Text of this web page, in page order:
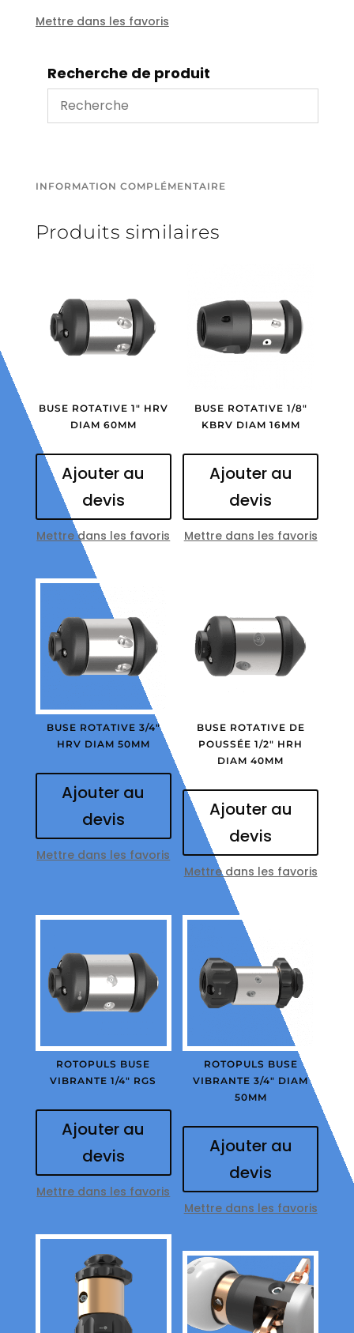
diam
Mettre dans les favoris
Recherche de produit
INFORMATION COMPLÉMENTAIRE
Produits similaires
BUSE ROTATIVE 1″ HRV
DIAM 60MM
Ajouter au
devis
Mettre dans les favoris
BUSE ROTATIVE 1/8″
KBRV DIAM 16MM
Ajouter au
devis
Mettre dans les favoris
BUSE ROTATIVE 3/4″
HRV DIAM 50MM
Ajouter au
devis
Mettre dans les favoris
BUSE ROTATIVE DE
POUSSÉE 1/2″ HRH
DIAM 40MM
Ajouter au
devis
Mettre dans les favoris
ROTOPULS BUSE
VIBRANTE 1/4″ RGS
Ajouter au
devis
Mettre dans les favoris
ROTOPULS BUSE
VIBRANTE 3/4″ DIAM
50MM
Ajouter au
devis
Mettre dans les favoris